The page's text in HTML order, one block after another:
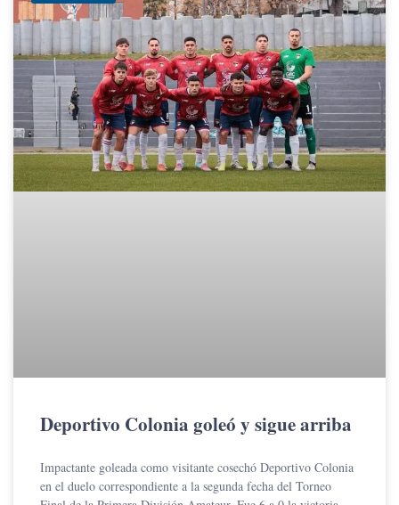
Deportivo Colonia goleó y sigue arriba
Impactante goleada como visitante cosechó Deportivo Colonia
en el duelo correspondiente a la segunda fecha del Torneo